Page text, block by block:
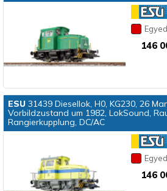
146
ESU31439 Diesellok, H0, KG230, 26
Vorbildzustand um 1982, LokSound,
Rangierkupplung, DC/AC
146